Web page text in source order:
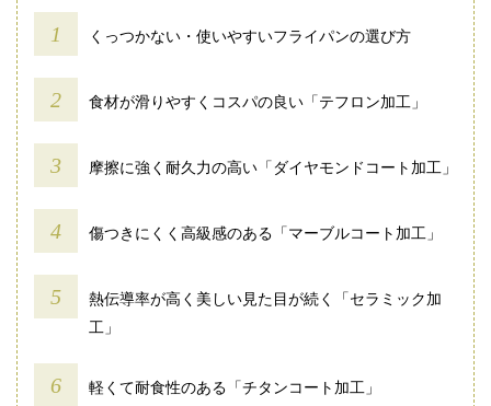
くっつかない・使いやすいフライパンの選び方
食材が滑りやすくコスパの良い「テフロン加工」
摩擦に強く耐久力の高い「ダイヤモンドコート加工」
傷つきにくく高級感のある「マーブルコート加工」
熱伝導率が高く美しい見た目が続く「セラミック加
工」
軽くて耐食性のある「チタンコート加工」